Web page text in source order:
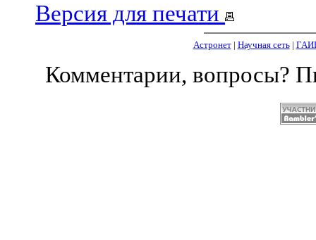
Версия для печати
Астронет| Научная сеть|
Комментарии, вопросы?